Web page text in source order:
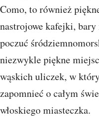
Como, to również
nastrojowe kafejki,
poczuć
niezwykle piękne
wąskich uliczek, w
zapomnieć o całym
włoskiego miasteczka.